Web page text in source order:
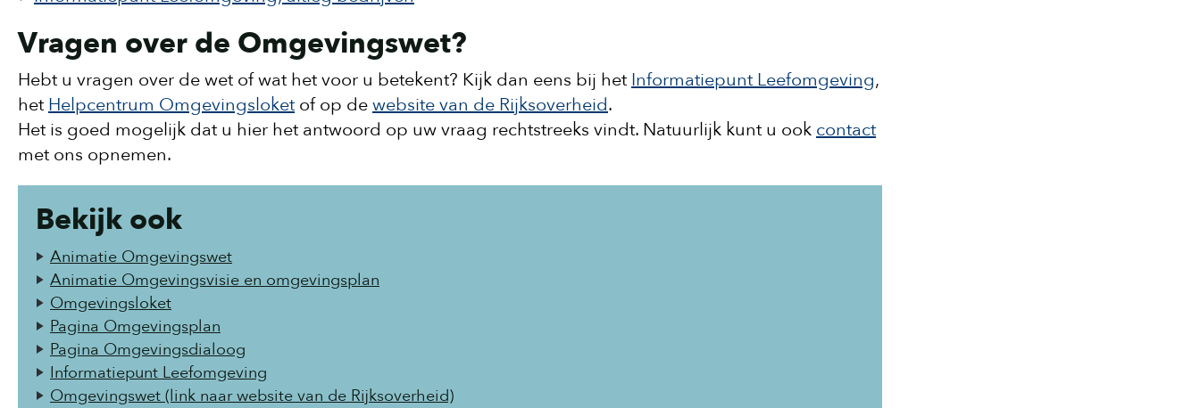
Vragen over de Omgevingswet?
Hebt u vragen over de wet of wat het voor u betekent? Kijk dan eens bij het Informatiepunt Leefomgeving,
het Helpcentrum Omgevingsloket of op dewebsite van de Rijksoverheid.
Het is goed mogelijk dat u hier het antwoord op uw vraag rechtstreeks vindt. Natuurlijk kunt u ook contact
met ons opnemen.
Bekijk ook
Animatie Omgevingswet
Animatie Omgevingsvisie en omgevingsplan
Omgevingsloket
Pagina Omgevingsplan
Pagina Omgevingsdialoog
Informatiepunt Leefomgeving
Omgevingswet (link naar website van de Rijksoverheid)